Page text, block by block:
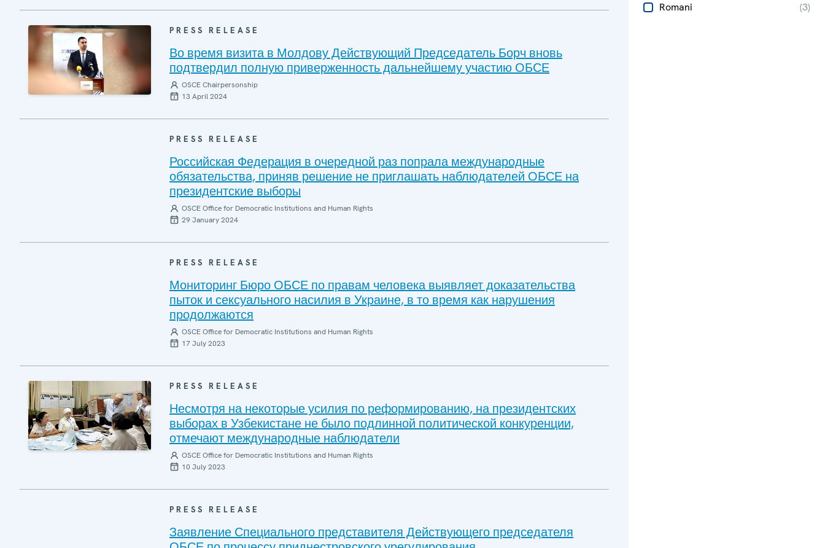
Romani (3)
PRESS RELEASE
Во время визита в Молдову Действующий Председатель Борч вновь
подтвердил полную приверженность дальнейшему участию ОБСЕ
OSCE Chairpersonship
13 April 2024
PRESS RELEASE
Российская Федерация в очередной раз попрала международные
обязательства, приняв решение не приглашать наблюдателей ОБСЕ на
президентские выборы
OSCE Office for Democratic Institutions and Human Rights
29 January 2024
PRESS RELEASE
Мониторинг Бюро ОБСЕ по правам человека выявляет доказательства
пыток и сексуального насилия в Украине, в то время как нарушения
продолжаются
OSCE Office for Democratic Institutions and Human Rights
17 July 2023
PRESS RELEASE
Несмотря на некоторые усилия по реформированию, на президентских
выборах в Узбекистане не было подлинной политической конкуренции,
отмечают международные наблюдатели
OSCE Office for Democratic Institutions and Human Rights
10 July 2023
PRESS RELEASE
Заявление Специального представителя Действующего председателя